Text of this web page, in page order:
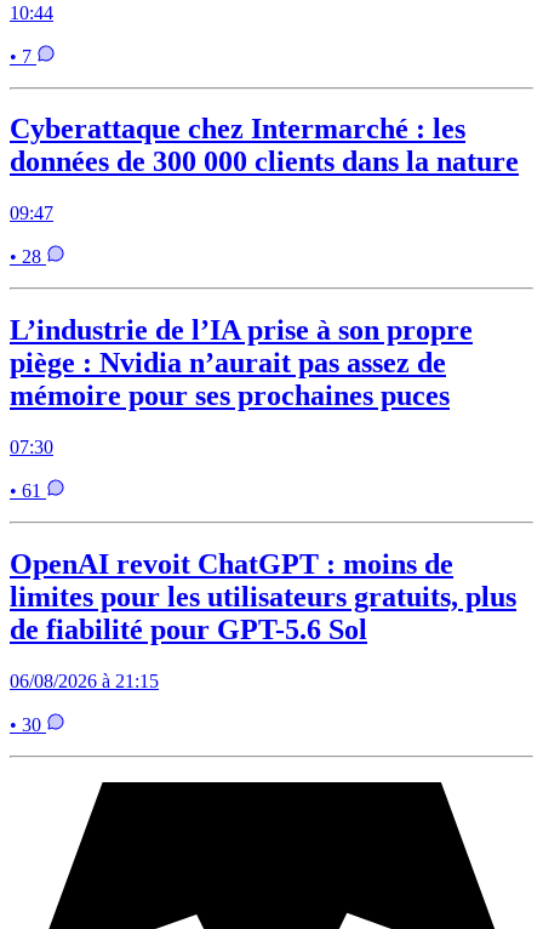
10:44
• 7
Cyberattaque chez Intermarché : les
données de 300 000 clients dans la nature
09:47
• 28
L’industrie de l’IA prise à son propre
piège : Nvidia n’aurait pas assez de
mémoire pour ses prochaines puces
07:30
• 61
OpenAI revoit ChatGPT : moins de
limites pour les utilisateurs gratuits, plus
de fiabilité pour GPT-5.6 Sol
06/08/2026 à 21:15
• 30